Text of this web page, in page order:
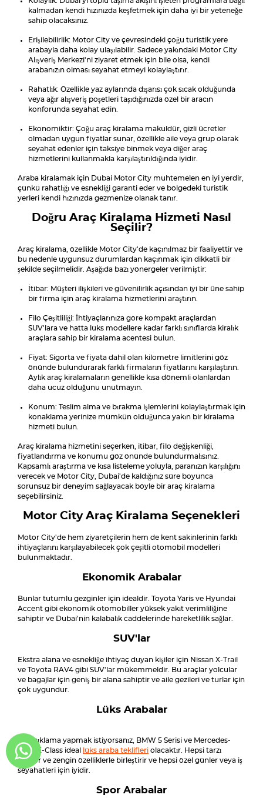
kalmadan kendi hızınızda keşfetmek için daha iyi bir yeteneğe
sahip olacaksınız.
Erişilebilirlik: Motor City ve çevresindeki çoğu turistik yere
arabayla daha kolay ulaşılabilir. Sadece yakındaki Motor City
Alışveriş Merkezi'ni ziyaret etmek için bile olsa, kendi
arabanızın olması seyahat etmeyi kolaylaştırır.
Rahatlık: Özellikle yaz aylarında dışarısı çok sıcak olduğunda
veya ağır alışveriş poşetleri taşıdığınızda özel bir aracın
konforunda seyahat edin.
Ekonomiktir: Çoğu araç kiralama makuldür, gizli ücretler
olmadan uygun fiyatlar sunar, özellikle aile veya grup olarak
seyahat edenler için taksiye binmek veya diğer araç
hizmetlerini kullanmakla karşılaştırıldığında iyidir.
Araba kiralamak için Dubai Motor City muhtemelen en iyi yerdir,
çünkü rahatlığı ve esnekliği garanti eder ve bölgedeki turistik
yerleri kendi hızınızda gezmenize olanak tanır.
Doğru Araç Kiralama Hizmeti Nasıl
Seçilir?
Araç kiralama, özellikle Motor City'de kaçınılmaz bir faaliyettir ve
bu nedenle uygunsuz durumlardan kaçınmak için dikkatli bir
şekilde seçilmelidir. Aşağıda bazı yönergeler verilmiştir:
İtibar: Müşteri ilişkileri ve güvenilirlik açısından iyi bir üne sahip
bir firma için araç kiralama hizmetlerini araştırın.
Filo Çeşitliliği: İhtiyaçlarınıza göre kompakt araçlardan
SUV'lara ve hatta lüks modellere kadar farklı sınıflarda kiralık
araçlara sahip bir kiralama acentesi bulun.
Fiyat: Sigorta ve fiyata dahil olan kilometre limitlerini göz
önünde bulundurarak farklı firmaların fiyatlarını karşılaştırın.
Aylık araç kiralamaların genellikle kısa dönemli olanlardan
daha ucuz olduğunu unutmayın.
Konum: Teslim alma ve bırakma işlemlerini kolaylaştırmak için
konaklama yerinize mümkün olduğunca yakın bir kiralama
hizmeti bulun.
Araç kiralama hizmetini seçerken, itibar, filo değişkenliği,
fiyatlandırma ve konumu göz önünde bulundurmalısınız.
Kapsamlı araştırma ve kısa listeleme yoluyla, paranızın karşılığını
verecek ve Motor City, Dubai'de kaldığınız süre boyunca
sorunsuz bir deneyim sağlayacak böyle bir araç kiralama
seçebilirsiniz.
Motor City Araç Kiralama Seçenekleri
Motor City'de hem ziyaretçilerin hem de kent sakinlerinin farklı
ihtiyaçlarını karşılayabilecek çok çeşitli otomobil modelleri
bulunmaktadır.
Ekonomik Arabalar
Bunlar tutumlu gezginler için idealdir. Toyota Yaris ve Hyundai
Accent gibi ekonomik otomobiller yüksek yakıt verimliliğine
sahiptir ve Dubai'nin kalabalık caddelerinde hareketlilik sağlar.
SUV'lar
Ekstra alana ve esnekliğe ihtiyaç duyan kişiler için Nissan X-Trail
ve Toyota RAV4 gibi SUV'lar mükemmeldir. Bu araçlar yolcular
ve bagajlar için geniş bir alana sahiptir ve aile gezileri ve turlar için
çok uygundur.
Lüks Arabalar
Bir açıklama yapmak istiyorsanız, BMW 5 Serisi ve Mercedes-
Benz E-Class ideal
lüks araba teklifleri olacaktır. Hepsi tarzı
konfor ve zengin özelliklerle birleştirir ve hepsi özel günler veya iş
seyahatleri için iyidir.
Spor Arabalar